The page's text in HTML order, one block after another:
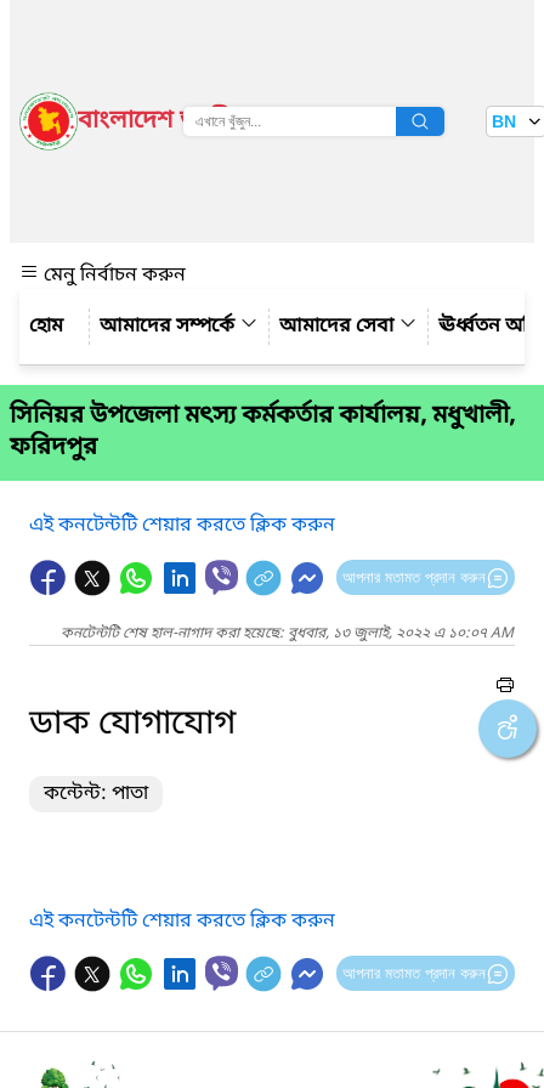
বাংলাদেশ জাতীয় তথ্য বাতায়ন BN
মেনু নির্বাচন করুন
আমাদের সম্পর্কে
আমাদের সেবা ঊর্ধ্বতন
সিনিয়র উপজেলা মৎস্য কর্মকর্তার কার্যালয়, মধুখালী,
ফরিদপুর
এই কনটেন্টটি শেয়ার করতে ক্লিক করুন
আপনার মতামত প্রদান করুন
কনটেন্টটি শেষ হাল-নাগাদ করা হয়েছে: বুধবার, ১৩ জুলাই, ২০২২ এ ১০:০৭ AM
ডাক যোগাযোগ
কন্টেন্ট: পাতা
এই কনটেন্টটি শেয়ার করতে ক্লিক করুন
আপনার মতামত প্রদান করুন